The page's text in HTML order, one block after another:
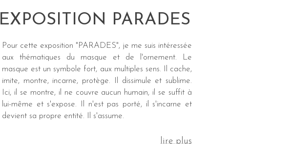
EXPOSITION PARADES
Pour cette exposition "PARADES", je me suis intéressée
aux thématiques du masque et de l'ornement. Le
masque est un symbole fort, aux multiples sens. Il cache,
imite, montre, incarne, protège. Il dissimule et sublime.
Ici, il se montre, il ne couvre aucun humain, il se suffit à
lui-même et s'expose. Il n'est pas porté, il s'incarne et
devient sa propre entité. Il s'assume.
lire plus